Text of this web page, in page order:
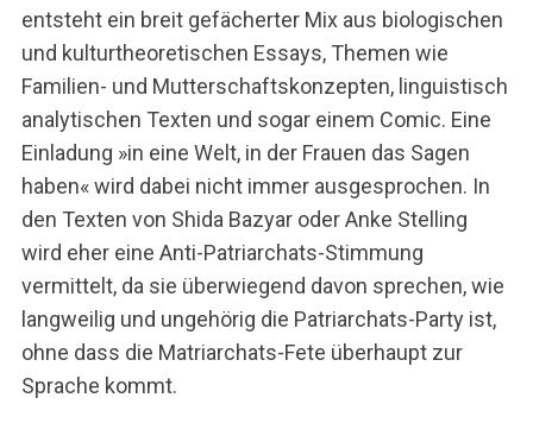
entsteht ein breit gefächerter Mix aus biologischen
und kulturtheoretischen Essays, Themen wie
Familien- und Mutterschaftskonzepten, linguistisch
analytischen Texten und sogar einem Comic. Eine
Einladung »in eine Welt, in der Frauen das Sagen
haben« wird dabei nicht immer ausgesprochen. In
den Texten von Shida Bazyar oder Anke Stelling
wird eher eine Anti-Patriarchats-Stimmung
vermittelt, da sie überwiegend davon sprechen, wie
langweilig und ungehörig die Patriarchats-Party ist,
ohne dass die Matriarchats-Fete überhaupt zur
Sprache kommt.